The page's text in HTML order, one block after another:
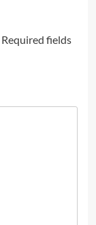
Required fields